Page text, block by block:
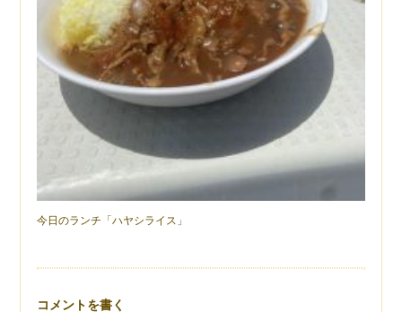
今日のランチ「ハヤシライス」
コメントを書く